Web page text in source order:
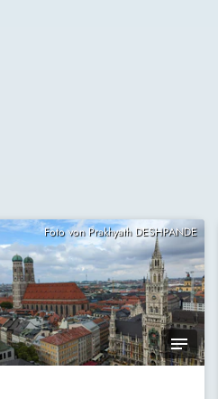
Foto von Prakhyath DESHPANDE